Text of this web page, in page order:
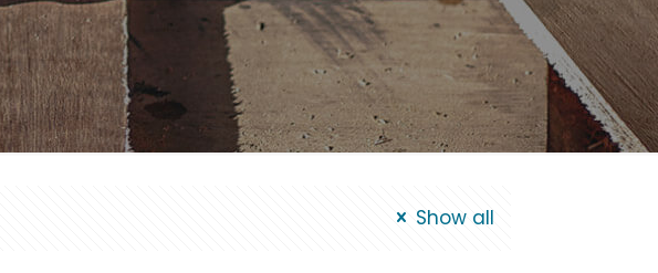
Show all